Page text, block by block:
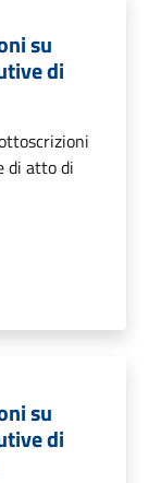
su
di
di atto di
su
di